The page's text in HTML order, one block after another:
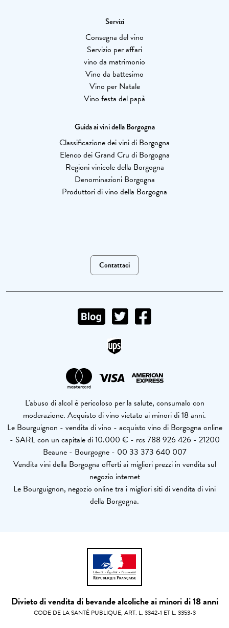
Servizi
Consegna del vino
Servizio per affari
vino da matrimonio
Vino da battesimo
Vino per Natale
Vino festa del papà
Guida ai vini della Borgogna
Classificazione dei vini di Borgogna
Elenco dei Grand Cru di Borgogna
Regioni vinicole della Borgogna
Denominazioni Borgogna
Produttori di vino della Borgogna
Contattaci
L'abuso di alcol è pericoloso per la salute, consumalo con
moderazione. Acquisto di vino vietato ai minori di 18 anni.
Le Bourguignon - vendita di vino - acquisto vino di Borgogna online
- SARL con un capitale di 10.000 € - rcs 788 926 426 - 21200
Beaune - Bourgogne - 00 33 373 640 007
Vendita vini della Borgogna offerti ai migliori prezzi in vendita sul
negozio internet
Le Bourguignon, negozio online tra i migliori siti di vendita di vini
della Borgogna.
Divieto di vendita di bevande alcoliche ai minori di 18 anni
CODE DE LA SANTÉ PUBLIQUE, ART. L. 3342-1 ET L. 3353-3